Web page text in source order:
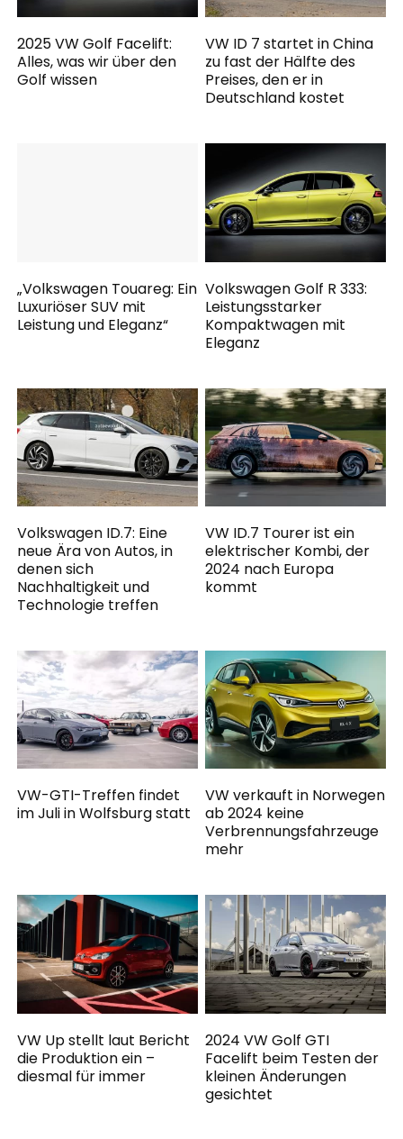
2025 VW Golf Facelift:
Alles, was wir über den
Golf wissen
VW ID 7 startet in China
zu fast der Hälfte des
Preises, den er in
Deutschland kostet
„Volkswagen Touareg: Ein
Luxuriöser SUV mit
Leistung und Eleganz“
Volkswagen Golf R 333:
Leistungsstarker
Kompaktwagen mit
Eleganz
Volkswagen ID.7: Eine
neue Ära von Autos, in
denen sich
Nachhaltigkeit und
Technologie treffen
VW ID.7 Tourer ist ein
elektrischer Kombi, der
2024 nach Europa
kommt
VW-GTI-Treffen findet
im Juli in Wolfsburg statt
VW verkauft in Norwegen
ab 2024 keine
Verbrennungsfahrzeuge
mehr
VW Up stellt laut Bericht
die Produktion ein –
diesmal für immer
2024 VW Golf GTI
Facelift beim Testen der
kleinen Änderungen
gesichtet